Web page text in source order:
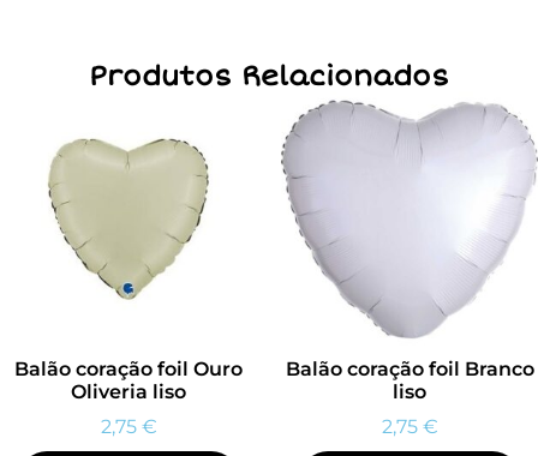
Produtos Relacionados
Balão coração foil Ouro
Oliveria liso
2,75 €
Balão coração foil Branco
liso
2,75 €